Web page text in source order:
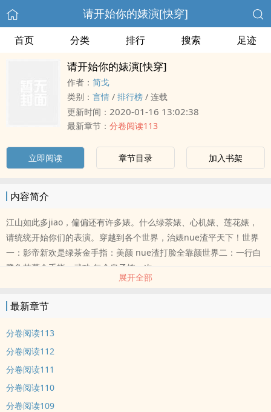
请开始你的婊演[快穿]
首页 分类 排行 搜索 足迹
请开始你的婊演[快穿]
作者： 简戈
类别： 言情 / 排行榜 / 连载
更新时间： 2020-01-16 13:02:38
最新章节： 分卷阅读113
立即阅读 章节目录 加入书架
内容简介
江山如此多jiao，偏偏还有许多婊。什么绿茶婊、心机婊、莲花婊，
请统统开始你们的表演。穿越到各个世界，治婊nue渣平天下！世界
一：影帝新欢是绿茶金手指：美颜 nue渣打脸全靠颜世界二：一行白
鹭争芙慕金手指：武功 每个皇子撩一次
展开全部
最新章节
分卷阅读113
分卷阅读112
分卷阅读111
分卷阅读110
分卷阅读109